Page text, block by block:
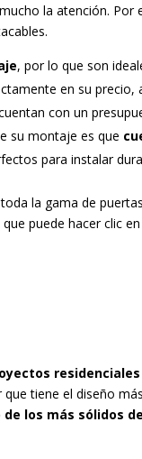
la atención. Por
, por lo que son
en su precio,
con un
su montaje es que
para instalar
la gama de
puede hacer clic
residenciales
tiene el diseño
los más sólidos